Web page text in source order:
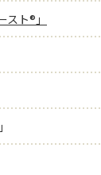
スト®」